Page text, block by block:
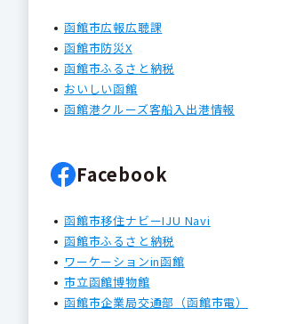
函館市広報広聴課
函館市防災X
函館市ふるさと納税
おいしい函館
函館港クルーズ客船入出港情報
Facebook
函館市移住ナビーIJU Navi
函館市ふるさと納税
ワーケーションin函館
市立函館博物館
函館市企業局交通部（函館市電）